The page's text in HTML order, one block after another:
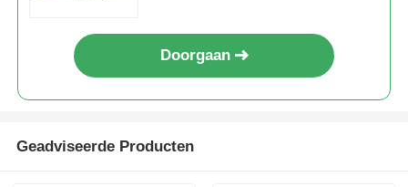
Doorgaan
Geadviseerde Producten